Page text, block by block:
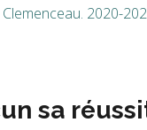
2020-
sa